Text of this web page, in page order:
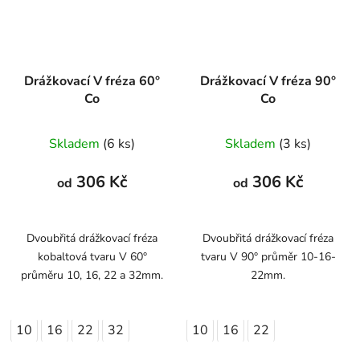
Drážkovací V fréza 60°
Co
Skladem (6 ks)
od 306 Kč
Dvoubřitá drážkovací fréza
kobaltová tvaru V 60°
průměru 10, 16, 22 a 32mm.
10 16 22 32
Drážkovací V fréza 90°
Co
Skladem (3 ks)
od 306 Kč
Dvoubřitá drážkovací fréza
tvaru V 90° průměr 10-16-
22mm.
10 16 22